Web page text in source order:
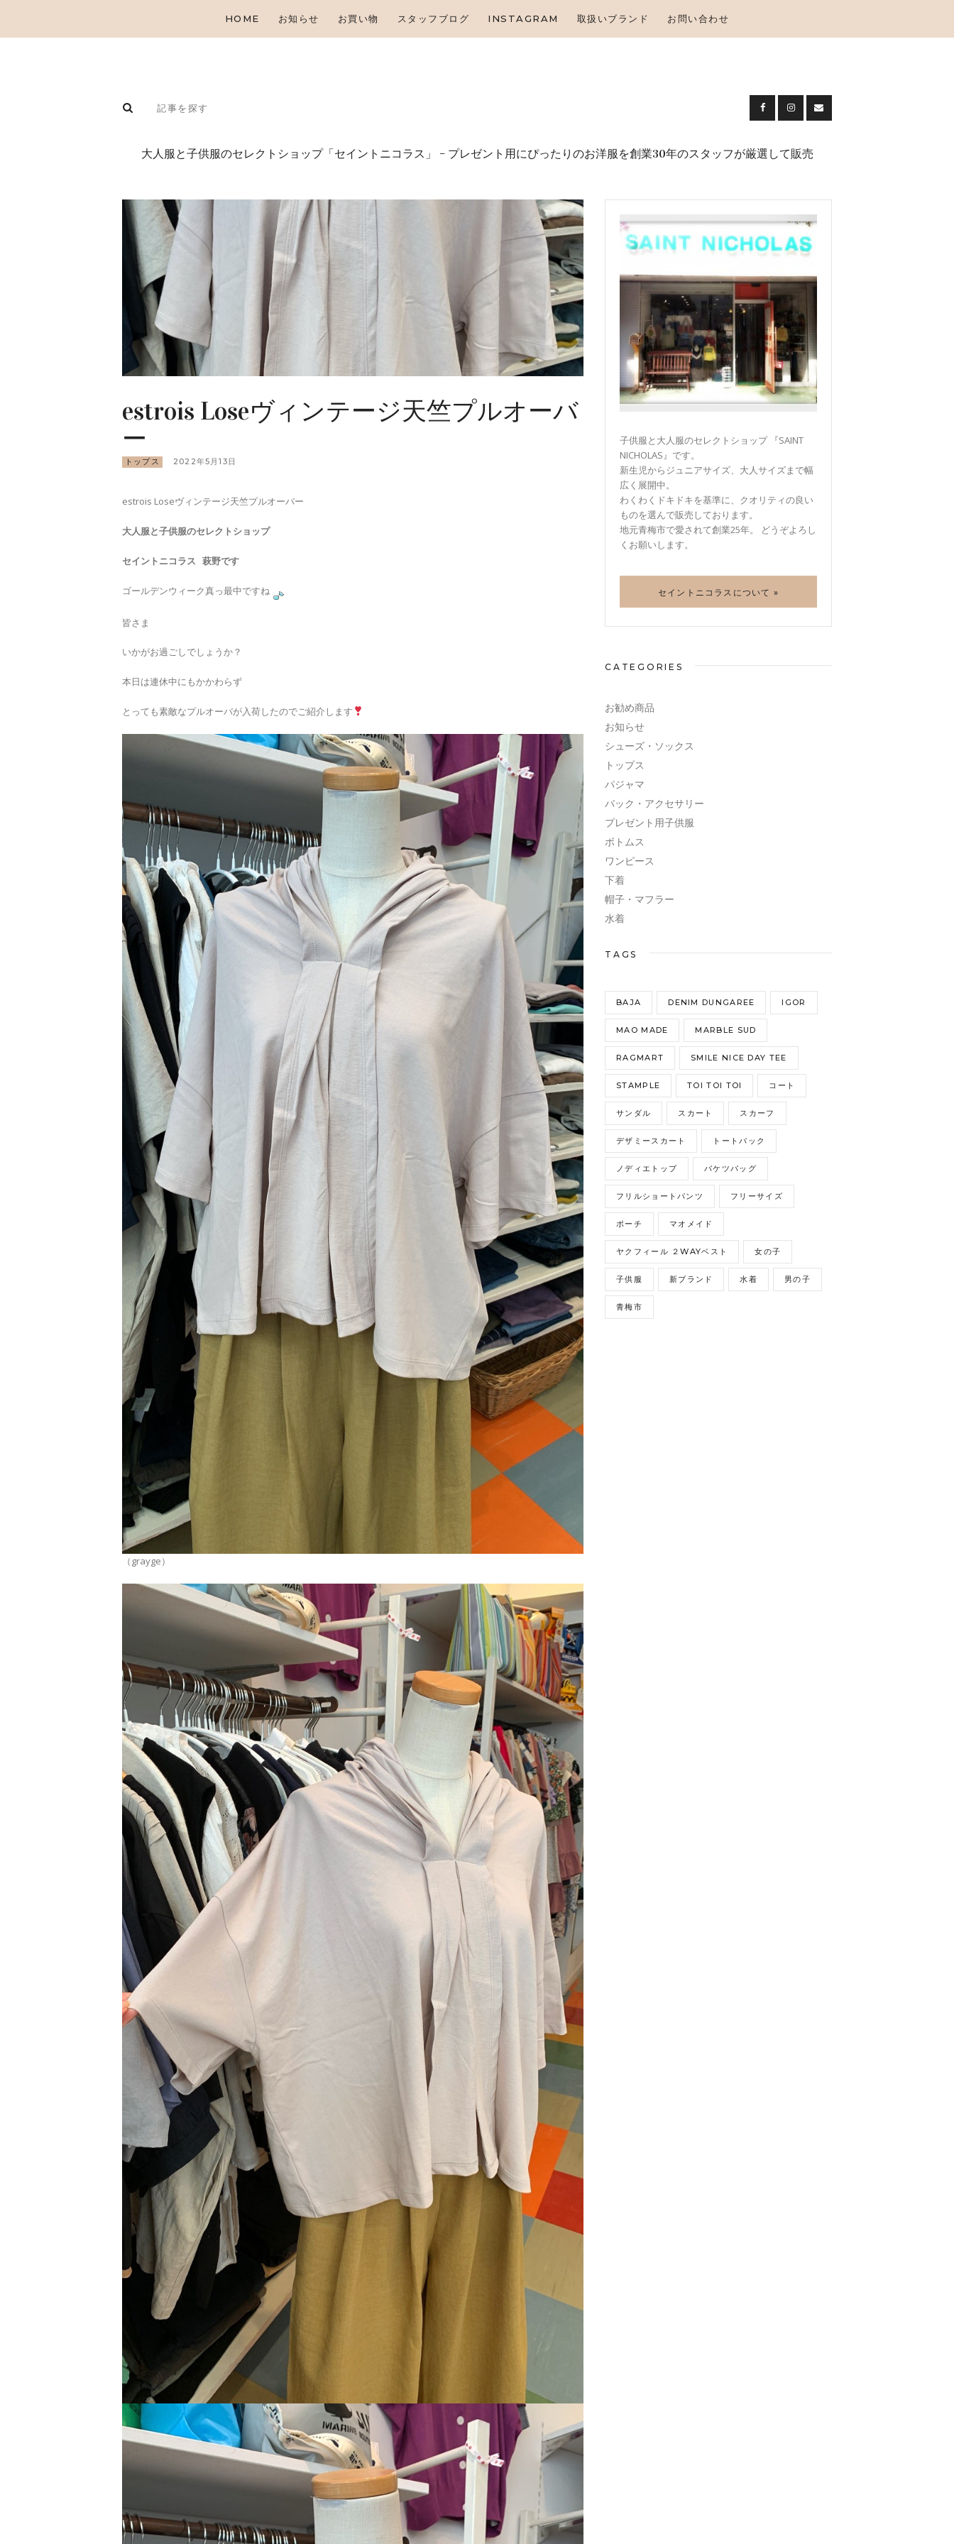
HOME お知らせ お買い物 スタッフブログ INSTAGRAM 取扱いブランド お問い合わせ
⼤⼈服と⼦供服のセレクトショップ「セイントニコラス」 – プレゼント⽤にぴったりのお洋服を創業30年のスタッフが厳選して販売
HOME
INSTAGRAM
お問い合わせ
estrois Loseヴィンテージ天竺プルオーバ
ー
トップス 2022年5月13日
estrois Loseヴィンテージ天竺プルオーバー
大人服と子供服のセレクトショップ
セイントニコラス 萩野です
ゴールデンウィーク真っ最中ですね
皆さま
いかがお過ごしでしょうか？
本日は連休中にもかかわらず
とっても素敵なプルオーバが入荷したのでご紹介します
（grayge）
子供服と大人服のセレクトショップ 『SAINT
NICHOLAS』です。
新生児からジュニアサイズ、大人サイズまで幅
広く展開中。
わくわくドキドキを基準に、クオリティの良い
ものを選んで販売しております。
地元青梅市で愛されて創業25年。 どうぞよろし
くお願いします。
セイントニコラスについて »
CATEGORIES
お勧め商品
お知らせ
シューズ・ソックス
トップス
パジャマ
バック・アクセサリー
プレゼント用子供服
ボトムス
ワンピース
下着
帽子・マフラー
水着
TAGS
BAJA DENIM DUNGAREE IGOR
MAO MADE MARBLE SUD
RAGMART SMILE NICE DAY TEE
STAMPLE TOI TOI TOI コート
サンダル スカート スカーフ
デザミースカート トートバック
ノディエトップ バケツバッグ
フリルショートパンツ フリーサイズ
ポーチ マオメイド
ヤクフィール ２WAYベスト 女の子
子供服 新ブランド 水着 男の子
青梅市